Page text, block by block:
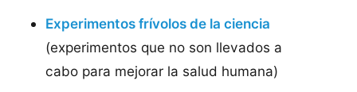
Experimentos frívolos de la ciencia
(experimentos que no son llevados a
cabo para mejorar la salud humana)